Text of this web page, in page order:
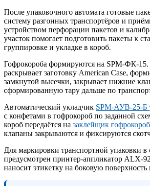
После упаковочного автомата готовые
систему разгонных транспортёров и
устройством перфорации пакетов и
участок помогает подготовить пакеты к
группировке и укладке в короб.
Гофрокороба формируются на SPM-ФК-
раскрывает заготовку American Case,
замкнутой высечки, закрывает нижние
сформированную тару дальше по
Автоматический укладчик SPM-АУВ-25-Б
с конфетами в гофрокороб по заданной
короб передаётся на заклейщик
клапаны закрываются и фиксируются
Для маркировки транспортной упаковки в
предусмотрен принтер-аппликатор ALX-
наносит этикетку на боковую поверхность